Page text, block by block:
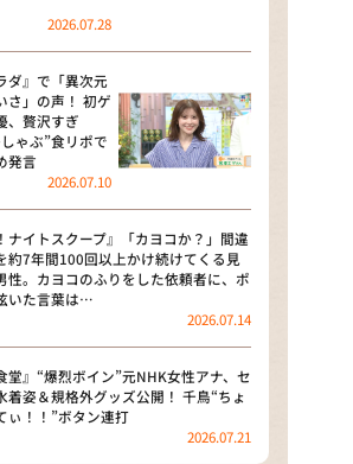
DAIGOも台所 ～きょうの献立 何
する？～
日はダイアンなり！シーズン２
だ！生です旅サラダ
えて！ニュースライブ 正義の
カタ
ＩＦＥ～夢のカタチ～
新婚さんいらっしゃい！
ツンと一軒家
キ山小屋本館
2026.07.28
ダ』で「異次元
さ」の声！ 初ゲ
、贅沢すぎ
ゃぶ”食リポで
発言
2026.07.10
ナイトスクープ』「カヨコか？」間違
約7年間100回以上かけ続けてくる見
性。カヨコのふりをした依頼者に、ポ
いた言葉は…
2026.07.14
堂』“爆烈ボイン”元NHK女性アナ、セ
着姿＆規格外グッズ公開！ 千鳥“ちょ
ぃ！！”ボタン連打
2026.07.21